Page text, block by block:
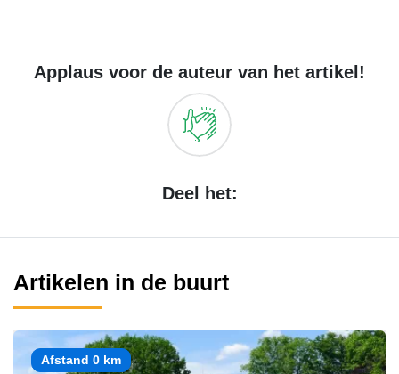
Applaus voor de auteur van het artikel!
Deel het:
Artikelen in de buurt
Afstand 0 km